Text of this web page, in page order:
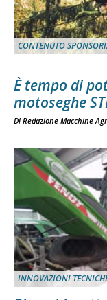
CONTENUTO
È tempo di
motoseghe
Di Redazione Macchine
INNOVAZIONI